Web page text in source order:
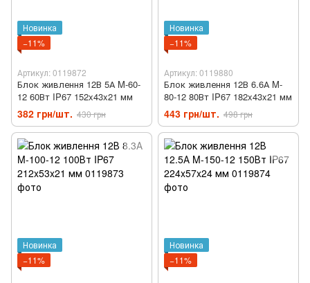
Новинка
−11%
Артикул: 0119872
Блок живлення 12В 5А M-60-
12 60Вт IP67 152x43x21 мм
382 грн/шт. 430 грн
Новинка
−11%
Артикул: 0119880
Блок живлення 12В 6.6А M-
80-12 80Вт IP67 182x43x21 мм
443 грн/шт. 498 грн
Новинка
−11%
Новинка
−11%